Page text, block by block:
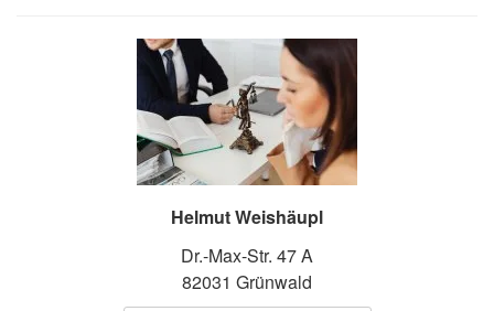
Helmut Weishäupl
Dr.-Max-Str. 47 A
82031 Grünwald